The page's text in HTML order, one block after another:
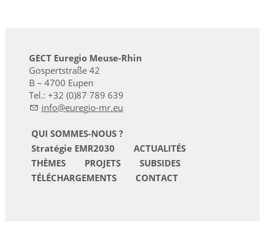
GECT Euregio Meuse-Rhin
Gospertstraße 42
B – 4700 Eupen
Tel.: +32 (0)87 789 639
nf
r g -mr
QUI SOMMES-NOUS ?
Stratégie EMR2030
ACTUALITÉS
THÈMES
PROJETS
SUBSIDES
TÉLÉCHARGEMENTS
CONTACT